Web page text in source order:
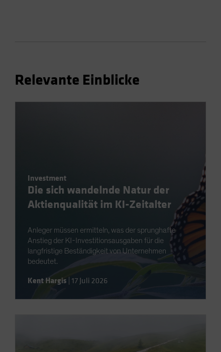
Relevante Einblicke
Investment
Die sich wandelnde Natur der
Aktienqualität im KI-Zeitalter
Anleger müssen ermitteln, was der sprunghafte
Anstieg der KI-Investitionsausgaben für die
langfristige Beständigkeit von Unternehmen
bedeutet.
Kent Hargis 17 Juli 2026